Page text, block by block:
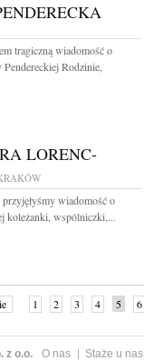
tragiczną wiadomość o
Rodzinie,
LORENC-
wiadomość o
koleżanki, wspólniczki,...
1 2 3 4 5 6
z o.o. O nas Staże u nas